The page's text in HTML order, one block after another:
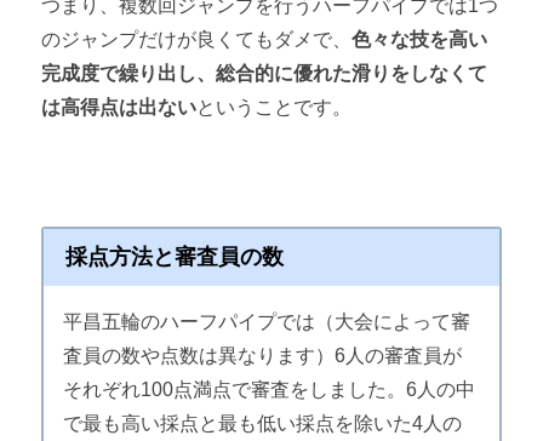
つまり、複数回ジャンプを行うハーフパイプでは1つ
のジャンプだけが良くてもダメで、色々な技を高い
完成度で繰り出し、総合的に優れた滑りをしなくて
は高得点は出ないということです。
採点方法と審査員の数
平昌五輪のハーフパイプでは（大会によって審
査員の数や点数は異なります）6人の審査員が
それぞれ100点満点で審査をしました。6人の中
で最も高い採点と最も低い採点を除いた4人の